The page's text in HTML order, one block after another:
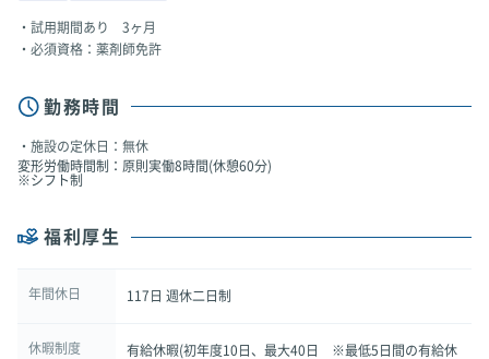
試用期間あり 3ヶ月
必須資格：薬剤師免許
勤務時間
施設の定休日：無休
変形労働時間制：原則実働8時間(休憩60分)
※シフト制
福利厚生
年間休日 117日 週休二日制
休暇制度
有給休暇(初年度10日、最大40日 ※最低5日間の有給休